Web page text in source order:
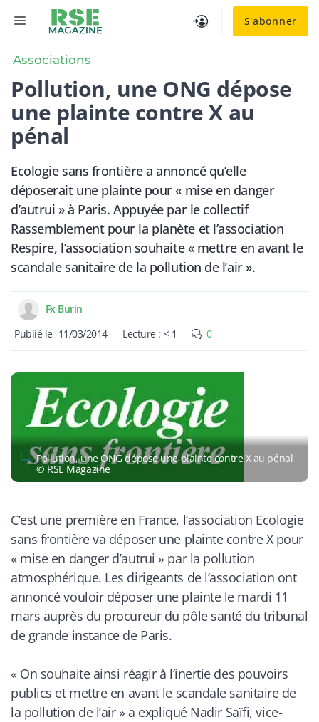
S'abonner
MENU
Associations
Pollution, une ONG dépose
une plainte contre X au
pénal
Ecologie sans frontière a annoncé qu’elle
déposerait une plainte pour « mise en danger
d’autrui » à Paris. Appuyée par le collectif
Rassemblement pour la planète et l’association
Respire, l’association souhaite « mettre en avant le
scandale sanitaire de la pollution de l’air ».
Fx Burin
Publié le 11/03/2014 Lecture : < 1 0
Pollution, une ONG dépose une plainte contre X au pénal
© RSE Magazine
C’est une première en France, l’association Ecologie
sans frontière va déposer une plainte contre X pour
« mise en danger d’autrui » par la pollution
atmosphérique. Les dirigeants de l’association ont
annoncé vouloir déposer une plainte le mardi 11
mars auprès du procureur du pôle santé du tribunal
de grande instance de Paris.
« On souhaite ainsi réagir à l’inertie des pouvoirs
publics et mettre en avant le scandale sanitaire de
la pollution de l’air» a expliqué Nadir Saïfi, vice-